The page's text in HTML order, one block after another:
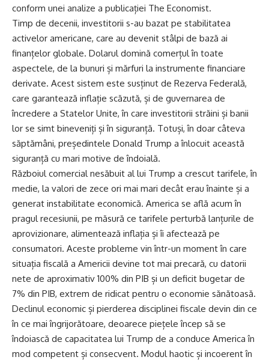
conform unei analize a publicației The Economist.
Timp de decenii, investitorii s-au bazat pe stabilitatea
activelor americane, care au devenit stâlpi de bază ai
finanțelor globale. Dolarul domină comerțul în toate
aspectele, de la bunuri și mărfuri la instrumente financiare
derivate. Acest sistem este susținut de Rezerva Federală,
care garantează inflație scăzută, și de guvernarea de
încredere a Statelor Unite, în care investitorii străini și banii
lor se simt bineveniți și în siguranță. Totuși, în doar câteva
săptămâni, președintele Donald Trump a înlocuit această
siguranță cu mari motive de îndoială.
Războiul comercial nesăbuit al lui Trump a crescut tarifele, în
medie, la valori de zece ori mai mari decât erau înainte și a
generat instabilitate economică. America se află acum în
pragul recesiunii, pe măsură ce tarifele perturbă lanțurile de
aprovizionare, alimentează inflația și îi afectează pe
consumatori. Aceste probleme vin într-un moment în care
situația fiscală a Americii devine tot mai precară, cu datorii
nete de aproximativ 100% din PIB și un deficit bugetar de
7% din PIB, extrem de ridicat pentru o economie sănătoasă.
Declinul economic și pierderea disciplinei fiscale devin din ce
în ce mai îngrijorătoare, deoarece piețele încep să se
îndoiască de capacitatea lui Trump de a conduce America în
mod competent și consecvent. Modul haotic și incoerent în